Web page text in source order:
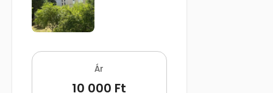
Ár
10 000 Ft